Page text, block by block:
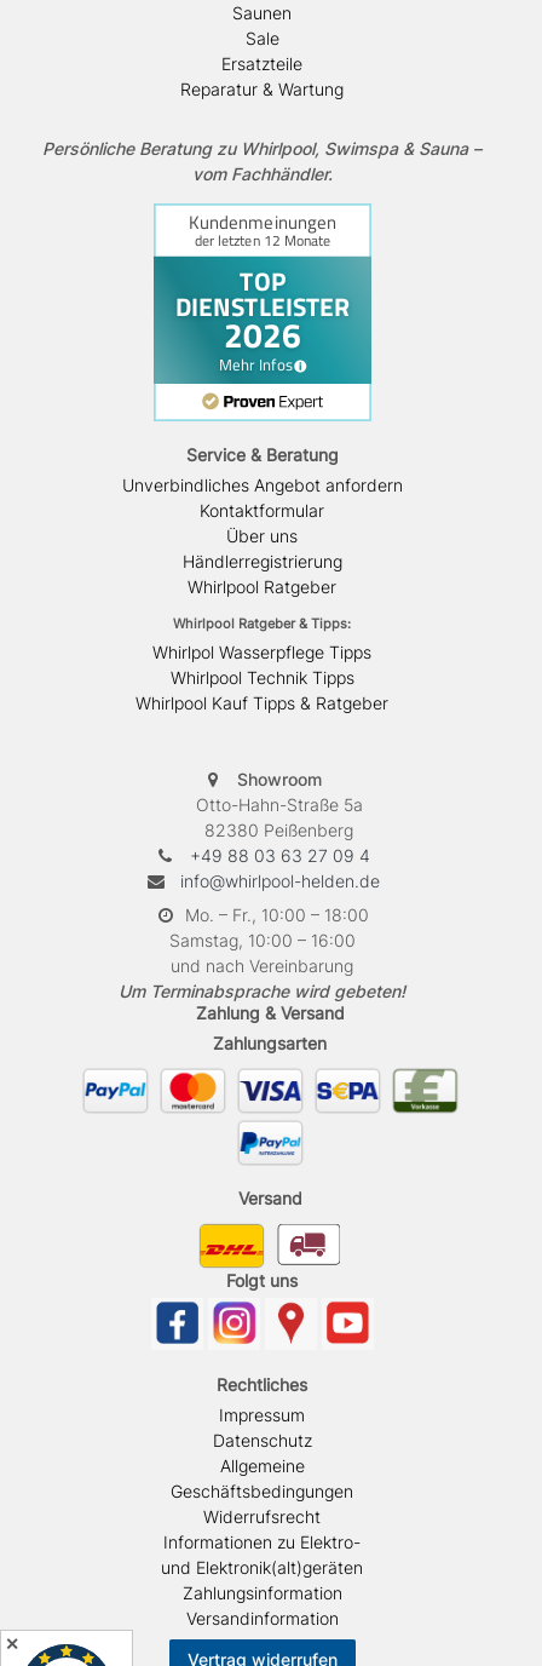
Saunen
Sale
Ersatzteile
Reparatur & Wartung
Persönliche Beratung zu Whirlpool, Swimspa & Sauna –
vom Fachhändler.
Service & Beratung
Unverbindliches Angebot anfordern
Kontaktformular
Über uns
Händlerregistrierung
Whirlpool Ratgeber
Whirlpool Ratgeber & Tipps:
Whirlpol Wasserpflege Tipps
Whirlpool Technik Tipps
Whirlpool Kauf Tipps & Ratgeber
Showroom
Otto-Hahn-Straße 5a
82380 Peißenberg
+49 88 03 63 27 09 4
info@whirlpool-helden.de
Mo. – Fr., 10:00 – 18:00
Samstag, 10:00 – 16:00
und nach Vereinbarung
Um Terminabsprache wird gebeten!
Zahlung & Versand
Zahlungsarten
Versand
Folgt uns
Rechtliches
Impressum
Datenschutz
Allgemeine
Geschäftsbedingungen
Widerrufsrecht
Informationen zu Elektro-
und Elektronik(alt)geräten
Zahlungsinformation
Versandinformation
Vertrag widerrufen
✕